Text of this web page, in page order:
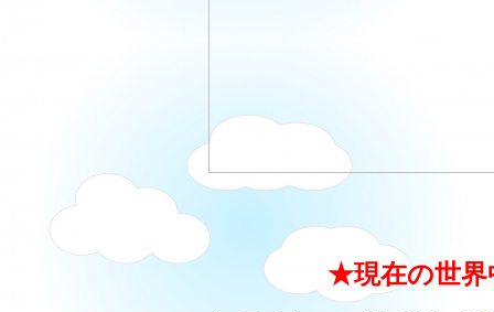
★現在の世界